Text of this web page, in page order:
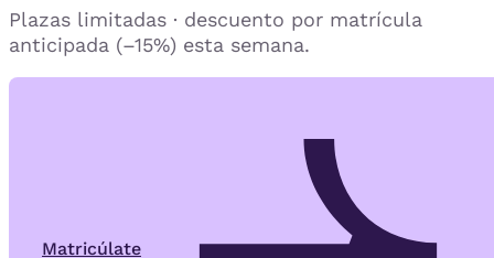
Plazas limitadas · descuento por matrícula
anticipada (–15%) esta semana.
Matricúlate